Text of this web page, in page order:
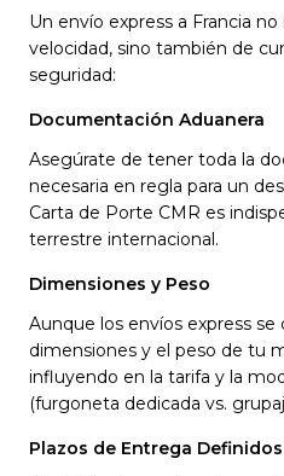
Un envío express a Francia
velocidad, sino también de
seguridad:
Documentación Aduanera
Asegúrate de tener toda la
necesaria en regla para un
Carta de Porte CMR es
terrestre internacional.
Dimensiones y Peso
Aunque los envíos express se
dimensiones y el peso de tu
influyendo en la tarifa y la
(furgoneta dedicada vs.
Plazos de Entrega Definidos